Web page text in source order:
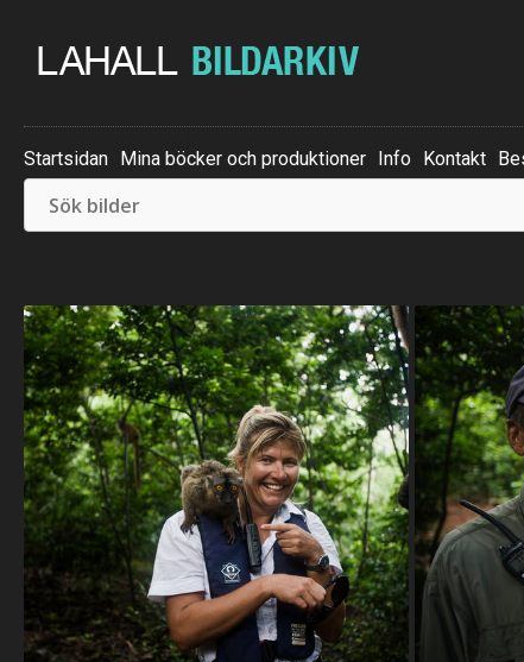
Startsidan Mina böcker och produktioner Info Kontakt